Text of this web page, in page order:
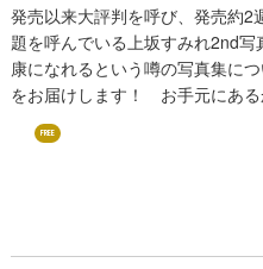
発売以来大評判を呼び、発売約2
題を呼んでいる上坂すみれ2nd
康になれるという噂の写真集に
をお届けします！ お手元にあ
FREE